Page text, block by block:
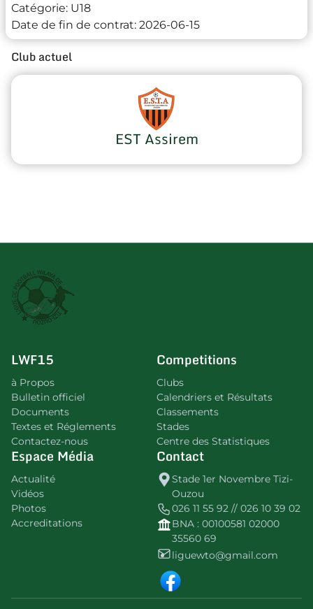
Catégorie: U18
Date de fin de contrat: 2026-06-15
Club actuel
EST Assirem
LWF15
à Propos
Bulletin officiel
Documents
Textes et Réglements
Contactez-nous
Competitions
Clubs
Calendriers et Résultats
Classements
Stades
Centre des Statistiques
Espace Média
Actualité
Vidéos
Photos
Accreditations
Contact
Stade 1er Novembre Tizi-
Ouzou
026 11 55 92 // 026 10 39 02
BNA : 00100581 02000
35560 69
liguewto@gmail.com